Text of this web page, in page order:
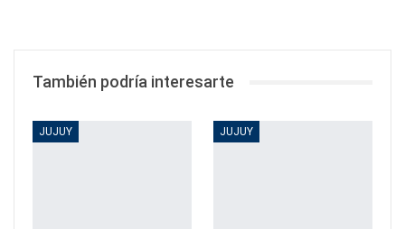
También podría interesarte
JUJUY JUJUY